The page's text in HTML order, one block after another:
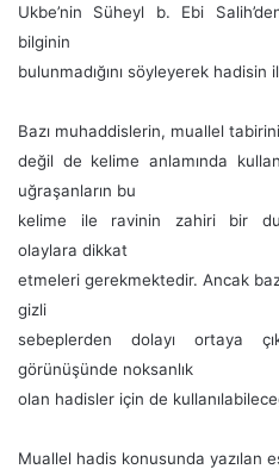
Ukbe’nin Süheyl b. Ebi
bilginin
bulunmadığını söyleyerek
Bazı muhaddislerin, muallel
değil de kelime anlamında
uğraşanların bu
kelime ile ravinin zahiri bir
olaylara dikkat
etmeleri gerekmektedir. Ancak
gizli
sebeplerden dolayı ortaya
görünüşünde noksanlık
olan hadisler için de
Muallel hadis konusunda yazılan